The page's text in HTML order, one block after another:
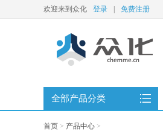
欢迎来到众化 登录 免费注册
全部产品分类
首页 > 产品中心 >